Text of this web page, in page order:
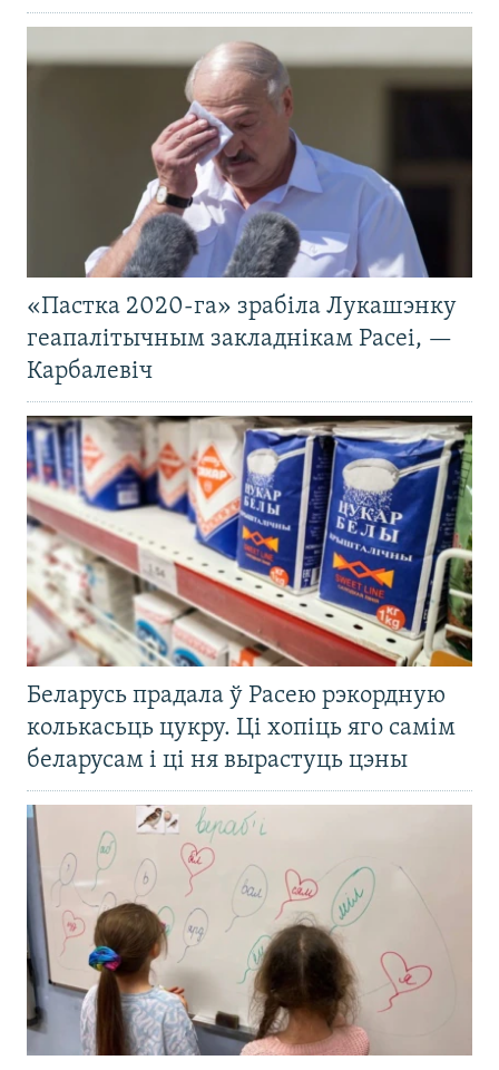
«Пастка 2020-га» зрабіла Лукашэнку
геапалітычным закладнікам Расеі, —
Карбалевіч
Беларусь прадала ў Расею рэкордную
колькасьць цукру. Ці хопіць яго самім
беларусам і ці ня вырастуць цэны